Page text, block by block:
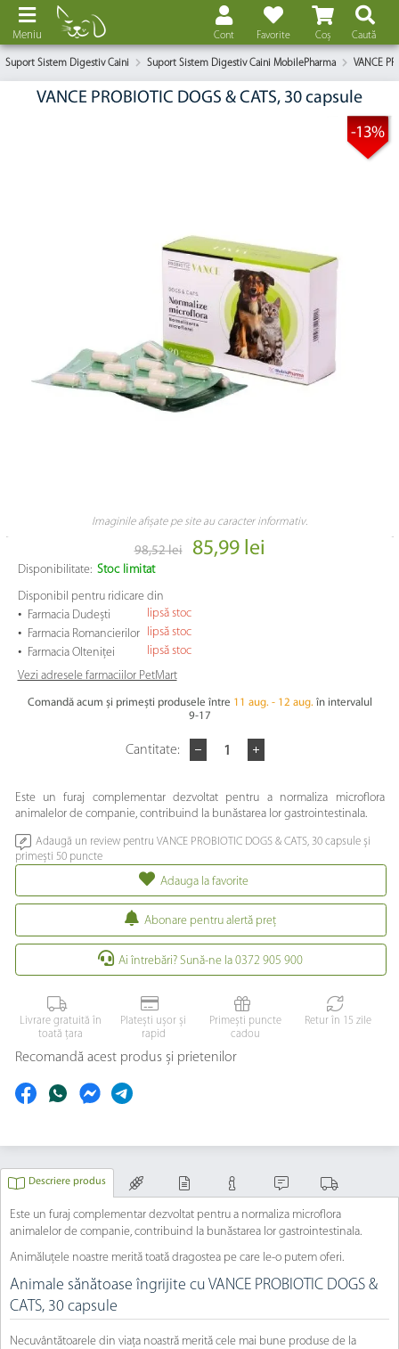
Coș
Favorite
Cont Caută
Meniu
Suport Sistem Digestiv Caini Suport Sistem Digestiv Caini MobilePharma VANCE
VANCE PROBIOTIC DOGS & CATS, 30 capsule
-13%
Imaginile afișate pe site au caracter informativ.
98,52 lei 85,99 lei
Disponibilitate: Stoc limitat
Disponibil pentru ridicare din
• Farmacia Dudești lipsă stoc
• Farmacia Romancierilor lipsă stoc
• Farmacia Olteniței
lipsă stoc
Vezi adresele farmaciilor PetMart
Comandă acum și primești produsele între 11 aug. - 12 aug. în intervalul
9-17
Cantitate:
Este un furaj complementar dezvoltat pentru a normaliza microflora
animalelor de companie, contribuind la bunăstarea lor gastrointestinala.
Adaugă un review pentru VANCE PROBIOTIC DOGS & CATS, 30 capsule și
primești 50 puncte
Adauga la favorite
Abonare pentru alertă preţ
Ai întrebări? Sună-ne la 0372 905 900
Livrare gratuită în
toată țara
Platești ușor și
rapid
Primești puncte
cadou
Retur în 15 zile
Recomandă acest produs și prietenilor
Descriere produs
Este un furaj complementar dezvoltat pentru a normaliza microflora
animalelor de companie, contribuind la bunăstarea lor gastrointestinala.
Animăluțele noastre merită toată dragostea pe care le-o putem oferi.
Animale sănătoase îngrijite cu VANCE PROBIOTIC DOGS &
CATS, 30 capsule
Necuvântătoarele din viața noastră merită cele mai bune produse de la